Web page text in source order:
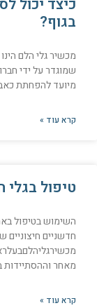
כיצד יכול
בגוף?
מכשיר גלי הלם
שמוגדר על ידי
מיועד להפחתת
קרא עוד »
טיפול בגלי
השימוש בטיפול
חדשניים
מאחר וההסתיידות
קרא עוד »